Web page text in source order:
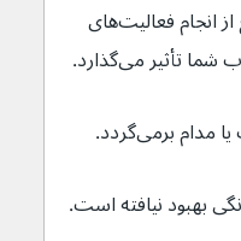
درد مفصل ران (هیپ) مانع از انجام فعالیت‌های
برمی‌گردد.